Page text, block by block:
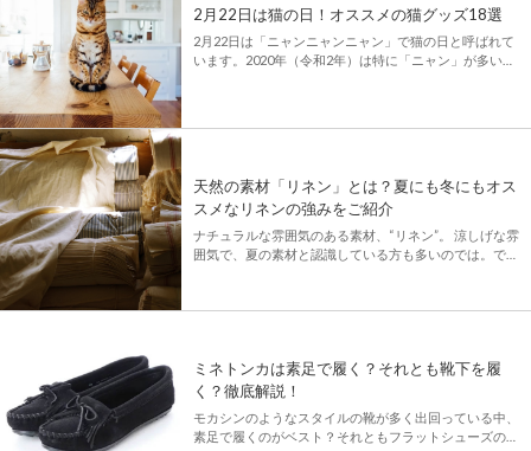
2月22日は猫の日！オススメの猫グッズ18選
2月22日は「ニャンニャンニャン」で猫の日と呼ばれて
います。2020年（令和2年）は特に「ニャン」が多いで
天然の素材「リネン」とは？夏にも冬にもオス
スメなリネンの強みをご紹介
ナチュラルな雰囲気のある素材、“リネン”。 涼しげな雰
囲気で、夏の素材と認識している方も多いのでは。です
もリネンにはたく […]
ミネトンカは素足で履く？それとも靴下を履
く？徹底解説！
モカシンのようなスタイルの靴が多く出回っている中、
素足で履くのがベスト？それともフラットシューズの時